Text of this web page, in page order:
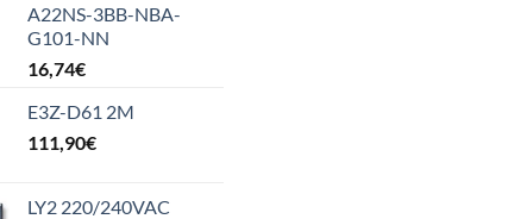
A22NS-3BB-NBA-
G101-NN
16,74€
E3Z-D61 2M
111,90€
LY2 220/240VAC